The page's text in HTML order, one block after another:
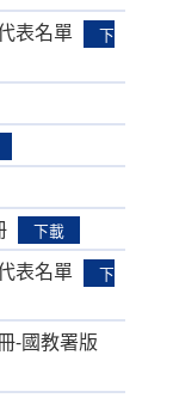
表名單
下
下載
表名單
下
-國教署版